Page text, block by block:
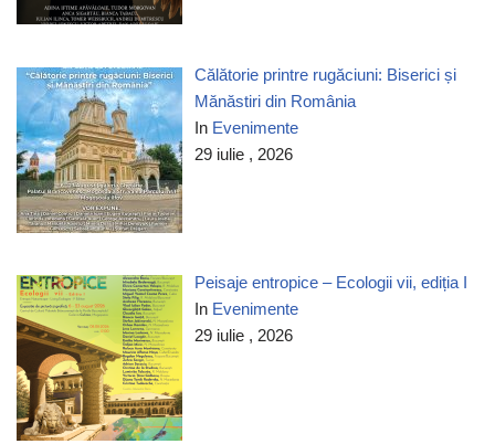
Călătorie printre rugăciuni: Biserici și
Mănăstiri din România
In Evenimente
29 iulie , 2026
Peisaje entropice – Ecologii vii, ediția I
In Evenimente
29 iulie , 2026